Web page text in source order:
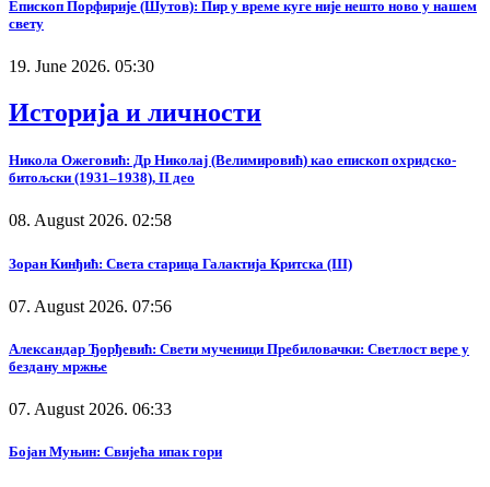
Епископ Порфирије (Шутов): Пир у време куге није нешто ново у нашем
свету
19. June 2026. 05:30
Историја и личности
Никола Ожеговић: Др Николај (Велимировић) као епископ охридско-
битољски (1931–1938), II део
08. August 2026. 02:58
Зоран Кинђић: Света старица Галактија Критска (III)
07. August 2026. 07:56
Александар Ђорђевић: Свети мученици Пребиловачки: Светлост вере у
бездану мржње
07. August 2026. 06:33
Бојан Муњин: Свијећа ипак гори